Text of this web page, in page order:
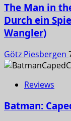
The Man in
Durch ein
Wangler)
Götz Piesbergen
Reviews
Batman: